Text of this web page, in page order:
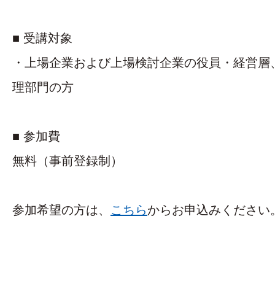
■ 受講対象
・上場企業および上場検討企業の役員・経営
理部門の方
■ 参加費
無料（事前登録制）
参加希望の方は、 こちらからお申込みください